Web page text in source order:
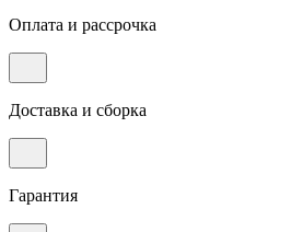
Оплата и рассрочка
Доставка и сборка
Гарантия